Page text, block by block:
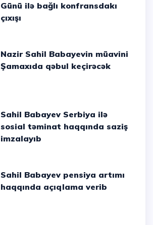
Günü ilə bağlı konfransdakı
çıxışı
Nazir Sahil Babayevin müavini
Şamaxıda qəbul keçirəcək
Sahil Babayev Serbiya ilə
sosial təminat haqqında saziş
imzalayıb
Sahil Babayev pensiya artımı
haqqında açıqlama verib